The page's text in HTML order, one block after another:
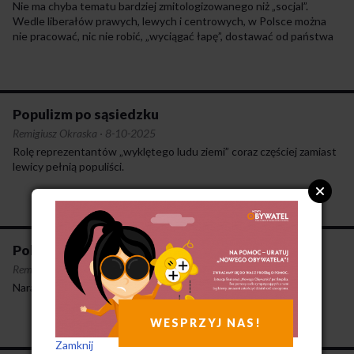
Nie ma chyba tematu bardziej zmitologizowanego niż „socjal”.
Wedle liberałów prawych, lewych i centrowych, w Polsce można
nie pracować, nic nie robić, „wyciągać łapę”, dostawać od państwa
Populizm po sąsiedzku
Remigiusz Okraska · 8-10-2025
Rolę reprezentantów „wyklętego ludu ziemi” coraz częściej zamiast
lewicy pełnią populiści.
Polska po I turze
Remigiusz Okraska·
20-5-2025
Narasta fala sprzeciwu wobec elitarnego liberalizmu.
WESPRZYJ NAS!
Zamknij